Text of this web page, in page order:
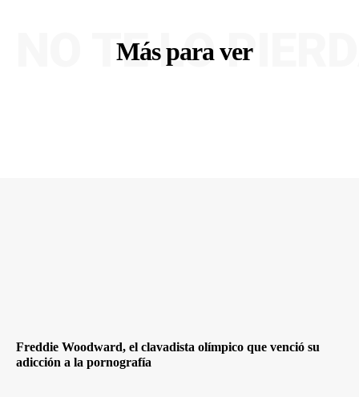
Más para ver
NO TE LO
Freddie Woodward, el clavadista olímpico que venció su
adicción a la pornografía